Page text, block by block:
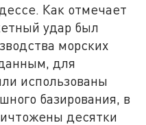
Как отмечает
удар был
морских
для
использованы
базирования, в
десятки